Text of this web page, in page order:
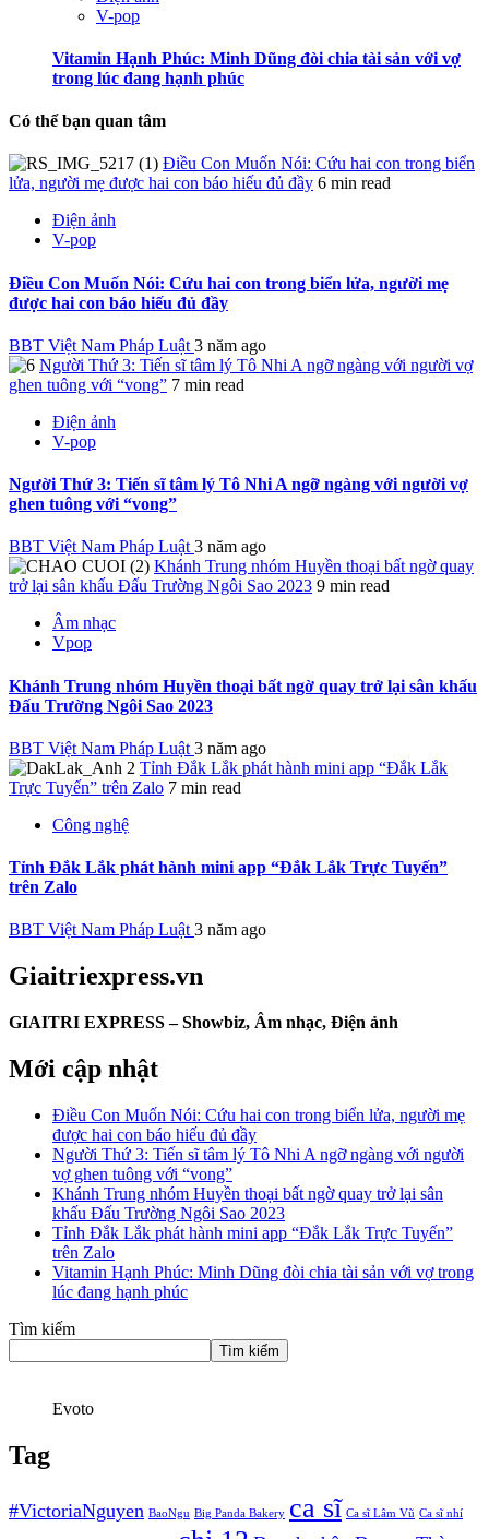
V-pop
Vitamin Hạnh Phúc: Minh Dũng đòi chia tài sản với vợ
trong lúc đang hạnh phúc
Có thể bạn quan tâm
Điều Con Muốn Nói: Cứu hai con trong biển
lửa, người mẹ được hai con báo hiếu đủ đầy 6 min read
Điện ảnh
V-pop
Điều Con Muốn Nói: Cứu hai con trong biển lửa, người mẹ
được hai con báo hiếu đủ đầy
BBT Việt Nam Pháp Luật 3 năm ago
Người Thứ 3: Tiến sĩ tâm lý Tô Nhi A ngỡ ngàng với người vợ
ghen tuông với “vong” 7 min read
Điện ảnh
V-pop
Người Thứ 3: Tiến sĩ tâm lý Tô Nhi A ngỡ ngàng với người vợ
ghen tuông với “vong”
BBT Việt Nam Pháp Luật3 năm ago
Khánh Trung nhóm Huyền thoại bất ngờ quay
trở lại sân khấu Đấu Trường Ngôi Sao 2023 9 min read
Âm nhạc
Vpop
Khánh Trung nhóm Huyền thoại bất ngờ quay trở lại sân khấu
Đấu Trường Ngôi Sao 2023
BBT Việt Nam Pháp Luật 3 năm ago
Tỉnh Đắk Lắk phát hành mini app “Đắk Lắk
Trực Tuyến” trên Zalo 7 min read
Công nghệ
Tỉnh Đắk Lắk phát hành mini app “Đắk Lắk Trực Tuyến”
trên Zalo
BBT Việt Nam Pháp Luật3 năm ago
Giaitriexpress.vn
GIAITRI EXPRESS – Showbiz, Âm nhạc, Điện ảnh
Mới cập nhật
Điều Con Muốn Nói: Cứu hai con trong biển lửa, người mẹ
được hai con báo hiếu đủ đầy
Người Thứ 3: Tiến sĩ tâm lý Tô Nhi A ngỡ ngàng với người
vợ ghen tuông với “vong”
Khánh Trung nhóm Huyền thoại bất ngờ quay trở lại sân
khấu Đấu Trường Ngôi Sao 2023
Tỉnh Đắk Lắk phát hành mini app “Đắk Lắk Trực Tuyến”
trên Zalo
Vitamin Hạnh Phúc: Minh Dũng đòi chia tài sản với vợ trong
lúc đang hạnh phúc
Tìm kiếm
Tìm kiếm
Evoto
Tag
#VictoriaNguyen BaoNgu Big Panda Bakery ca sĩ Ca sĩ Lâm Vũ Ca sĩ nhí